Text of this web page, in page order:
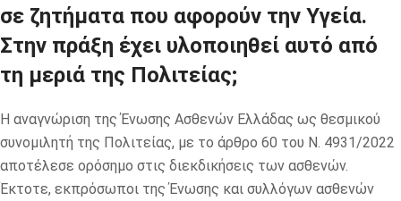
σε ζητήματα που αφορούν την Υγεία.
Στην πράξη έχει υλοποιηθεί αυτό από
τη μεριά της Πολιτείας;
Η αναγνώριση της Ένωσης Ασθενών Ελλάδας ως θεσμικού
συνομιλητή της Πολιτείας, με το άρθρο 60 του Ν. 4931/2022
αποτέλεσε ορόσημο στις διεκδικήσεις των ασθενών.
Έκτοτε, εκπρόσωποι της Ένωσης και συλλόγων ασθενών